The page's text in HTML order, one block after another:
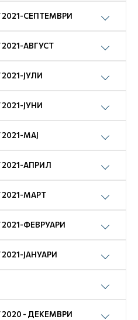
2021-СЕПТЕМВРИ
АВГУСТ
ЈУЛИ
ЈУНИ
МАЈ
2021-АПРИЛ
2021-МАРТ
ФЕВРУАРИ
ЈАНУАРИ
2020 - ДЕКЕМВРИ